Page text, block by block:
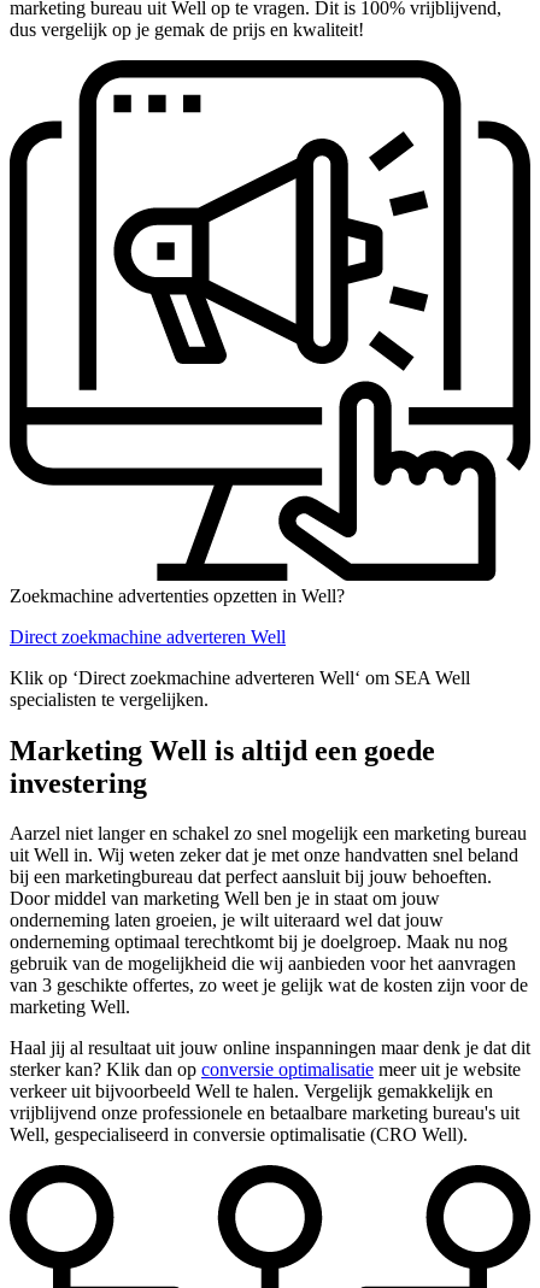
marketing bureau uit Well op te vragen. Dit is 100% vrijblijvend,
dus vergelijk op je gemak de prijs en kwaliteit!
Zoekmachine advertenties opzetten in Well?
Direct zoekmachine adverteren Well
Klik op ‘Direct zoekmachine adverteren Well‘ om SEA Well
specialisten te vergelijken.
Marketing Well is altijd een goede
investering
Aarzel niet langer en schakel zo snel mogelijk een marketing bureau
uit Well in. Wij weten zeker dat je met onze handvatten snel beland
bij een marketingbureau dat perfect aansluit bij jouw behoeften.
Door middel van marketing Well ben je in staat om jouw
onderneming laten groeien, je wilt uiteraard wel dat jouw
onderneming optimaal terechtkomt bij je doelgroep. Maak nu nog
gebruik van de mogelijkheid die wij aanbieden voor het aanvragen
van 3 geschikte offertes, zo weet je gelijk wat de kosten zijn voor de
marketing Well.
Haal jij al resultaat uit jouw online inspanningen maar denk je dat dit
sterker kan? Klik dan op conversie optimalisatie meer uit je website
verkeer uit bijvoorbeeld Well te halen. Vergelijk gemakkelijk en
vrijblijvend onze professionele en betaalbare marketing bureau's uit
Well, gespecialiseerd in conversie optimalisatie (CRO Well).